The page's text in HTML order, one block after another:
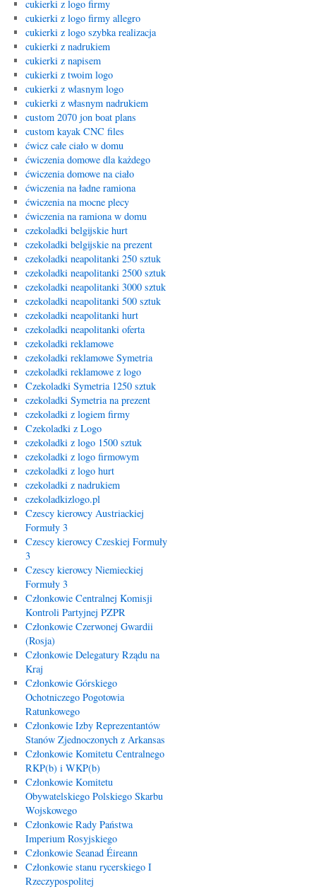
cukierki z logo firmy
cukierki z logo firmy allegro
cukierki z logo szybka realizacja
cukierki z nadrukiem
cukierki z napisem
cukierki z twoim logo
cukierki z wlasnym logo
cukierki z własnym nadrukiem
custom 2070 jon boat plans
custom kayak CNC files
ćwicz całe ciało w domu
ćwiczenia domowe dla każdego
ćwiczenia domowe na ciało
ćwiczenia na ładne ramiona
ćwiczenia na mocne plecy
ćwiczenia na ramiona w domu
czekoladki belgijskie hurt
czekoladki belgijskie na prezent
czekoladki neapolitanki 250 sztuk
czekoladki neapolitanki 2500 sztuk
czekoladki neapolitanki 3000 sztuk
czekoladki neapolitanki 500 sztuk
czekoladki neapolitanki hurt
czekoladki neapolitanki oferta
czekoladki reklamowe
czekoladki reklamowe Symetria
czekoladki reklamowe z logo
Czekoladki Symetria 1250 sztuk
czekoladki Symetria na prezent
czekoladki z logiem firmy
Czekoladki z Logo
czekoladki z logo 1500 sztuk
czekoladki z logo firmowym
czekoladki z logo hurt
czekoladki z nadrukiem
czekoladkizlogo.pl
Czescy kierowcy Austriackiej
Formuły 3
Czescy kierowcy Czeskiej Formuły
3
Czescy kierowcy Niemieckiej
Formuły 3
Członkowie Centralnej Komisji
Kontroli Partyjnej PZPR
Członkowie Czerwonej Gwardii
(Rosja)
Członkowie Delegatury Rządu na
Kraj
Członkowie Górskiego
Ochotniczego Pogotowia
Ratunkowego
Członkowie Izby Reprezentantów
Stanów Zjednoczonych z Arkansas
Członkowie Komitetu Centralnego
RKP(b) i WKP(b)
Członkowie Komitetu
Obywatelskiego Polskiego Skarbu
Wojskowego
Członkowie Rady Państwa
Imperium Rosyjskiego
Członkowie Seanad Éireann
Członkowie stanu rycerskiego I
Rzeczypospolitej